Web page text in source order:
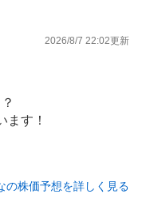
2026/8/7 22:02更新
ます！
の株価予想を詳しく見る